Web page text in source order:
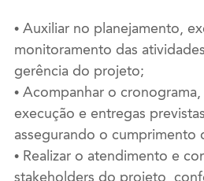
• Auxiliar no planejamento,
monitoramento das
gerência do projeto;
• Acompanhar o
execução e entregas
assegurando o cumprimento
• Realizar o atendimento e
stakeholders do projeto,